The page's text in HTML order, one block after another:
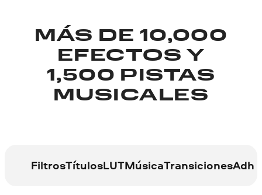
MÁS DE 10,000
EFECTOS Y
1,500 PISTAS
MUSICALES
FiltrosTítulosLUTMúsicaTransiciones